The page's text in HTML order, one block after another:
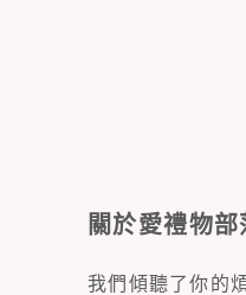
關於愛禮物
我們傾聽了你的